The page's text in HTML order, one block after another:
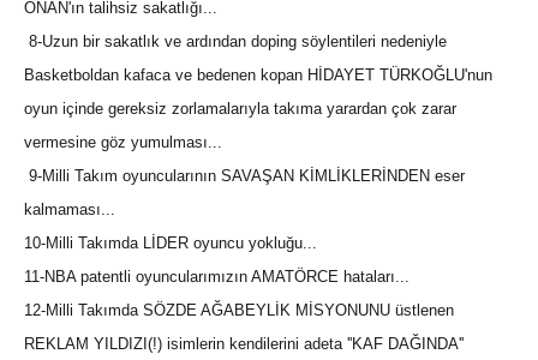
ONAN'ın talihsiz sakatlığı...
8-Uzun bir sakatlık ve ardından doping söylentileri nedeniyle
Basketboldan kafaca ve bedenen kopan HİDAYET TÜRKOĞLU'nun
oyun içinde gereksiz zorlamalarıyla takıma yarardan çok zarar
vermesine göz yumulması...
9-Milli Takım oyuncularının SAVAŞAN KİMLİKLERİNDEN eser
kalmaması...
10-Milli Takımda LİDER oyuncu yokluğu...
11-NBA patentli oyuncularımızın AMATÖRCE hataları...
12-Milli Takımda SÖZDE AĞABEYLİK MİSYONUNU üstlenen
REKLAM YILDIZI(!) isimlerin kendilerini adeta ''KAF DAĞINDA''